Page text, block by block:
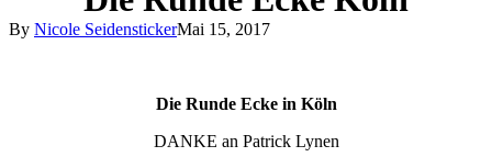
By Nicole SeidenstickerMai 15, 2017
Die Runde Ecke in Köln
DANKE an Patrick Lynen